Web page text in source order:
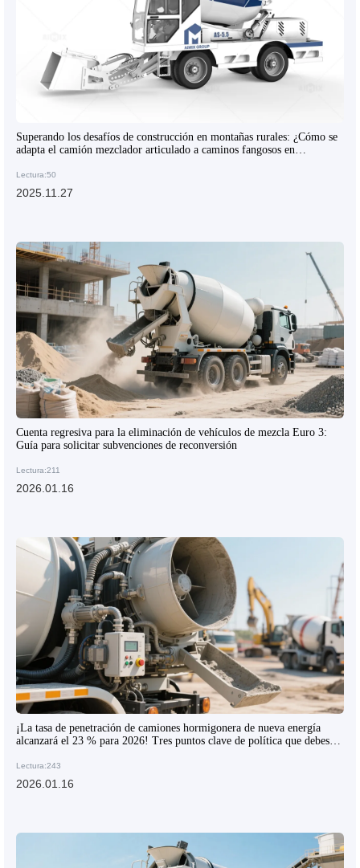
Superando los desafíos de construcción en montañas rurales: ¿Cómo se
adapta el camión mezclador articulado a caminos fangosos en
Lectura:50
2025.11.27
Cuenta regresiva para la eliminación de vehículos de mezcla Euro 3:
Guía para solicitar subvenciones de reconversión
Lectura:211
2026.01.16
¡La tasa de penetración de camiones hormigonera de nueva energía
alcanzará el 23 % para 2026! Tres puntos clave de política que debes
Lectura:243
2026.01.16